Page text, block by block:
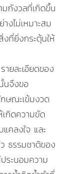
มกังวลที่เกิดขึ้น
งไม่เหมาะสม
ที่ยิ่งกระตุ้นให้
ายละเอียดของ
นจึงขอ
ษณะเข้มงวด
กิดความขัด
คลงใจ และ
ธรรมชาติของ
ระนอมความ